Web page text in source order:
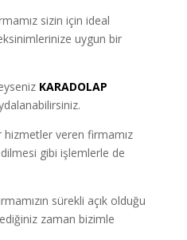
sizin için ideal
uygun bir
KARADOLAP
veren firmamız
gibi işlemlerle de
sürekli açık olduğu
zaman bizimle